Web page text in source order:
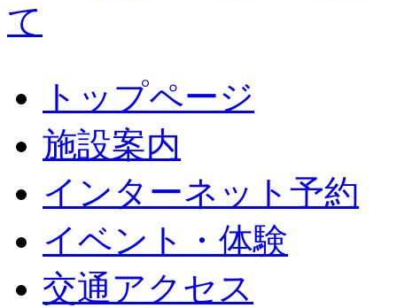
て
トップページ
施設案内
インターネット予約
イベント・体験
交通アクセス